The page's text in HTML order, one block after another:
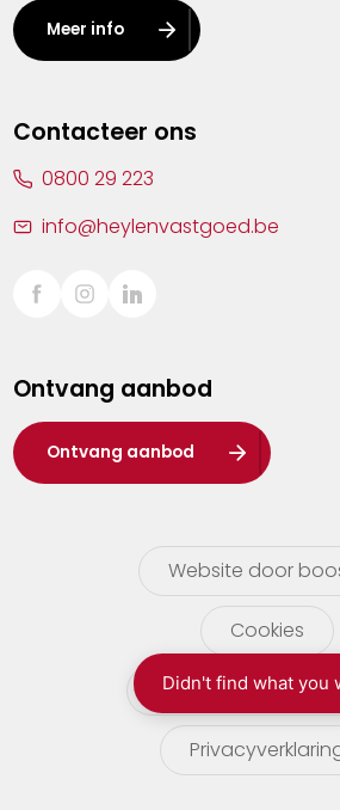
Leuven
Lier
Sint-Truiden
Waasland
Wuustwezel
Zoersel
Meer info
Contacteer ons
0800 29 223
info@heylenvastgoed.be
Ontvang aanbod
Ontvang aanbod
Website door
Cookies